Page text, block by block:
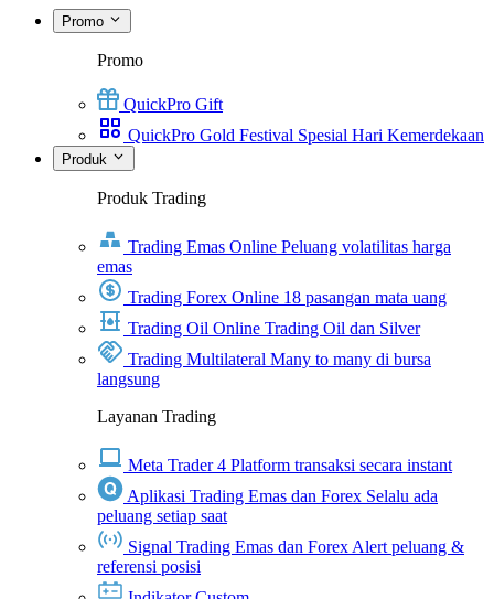
Promo
Promo
QuickPro Gift
QuickPro Gold Festival Spesial Hari Kemerdekaan
Produk
Produk Trading
Trading Emas Online Peluang volatilitas harga
emas
Trading Forex Online 18 pasangan mata uang
Trading Oil Online Trading Oil dan Silver
Trading Multilateral Many to many di bursa
langsung
Layanan Trading
Meta Trader 4 Platform transaksi secara instant
Aplikasi Trading Emas dan Forex Selalu ada
peluang setiap saat
Signal Trading Emas dan Forex Alert peluang &
referensi posisi